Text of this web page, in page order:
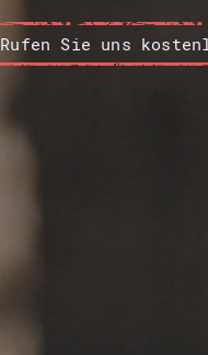
Rufen Sie uns